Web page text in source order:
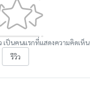
เป็นคนแรกที่แสดงความคิดเห็น
รีวิว